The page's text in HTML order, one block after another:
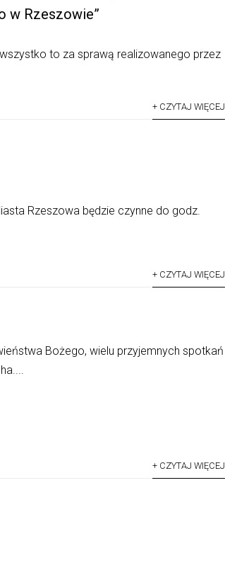
w Rzeszowie”
to za sprawą realizowanego przez
+ CZYTAJ WIĘCEJ
Rzeszowa będzie czynne do godz.
+ CZYTAJ WIĘCEJ
Bożego, wielu przyjemnych spotkań
+ CZYTAJ WIĘCEJ